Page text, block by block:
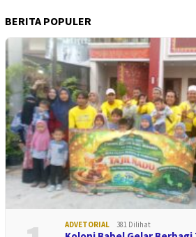
BERITA POPULER
ADVETORIAL 381 Dilihat